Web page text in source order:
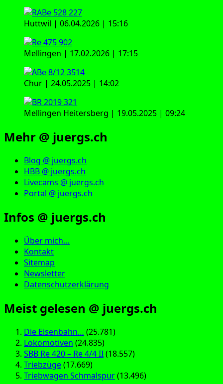
Huttwil | 06.04.2026 | 15:16
Mellingen | 17.02.2026 | 17:15
Chur | 24.05.2025 | 14:02
Mellingen Heitersberg | 19.05.2025 | 09:24
Mehr @ juergs.ch
Blog @ juergs.ch
HBB @ juergs.ch
Livecams @ juergs.ch
Portal @ juergs.ch
Infos @ juergs.ch
Über mich…
Kontakt
Sitemap
Newsletter
Datenschutzerklärung
Meist gelesen @ juergs.ch
Die Eisenbahn… (25.781)
Lokomotiven (24.835)
SBB Re 420 – Re 4/4 II(18.557)
Triebzüge(17.669)
Triebwagen Schmalspur(13.496)